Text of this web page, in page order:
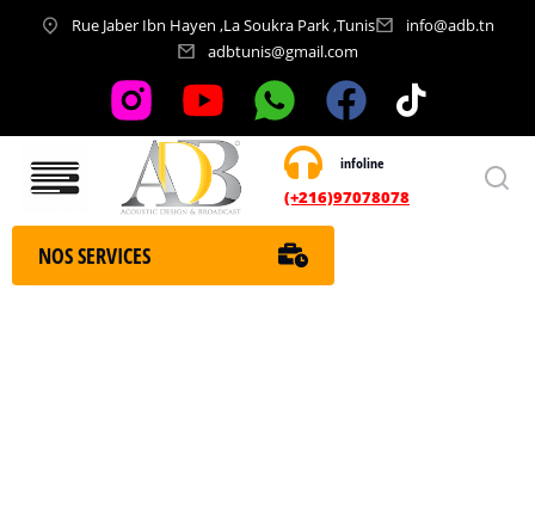
Rue Jaber Ibn Hayen ,La Soukra Park ,Tunis
info@adb.tn
adbtunis@gmail.com
infoline
(+216)97078078
Nos services
NOS SERVICES